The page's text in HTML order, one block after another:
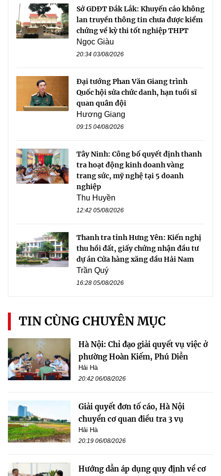
Sở GDĐT Đắk Lắk: Khuyến cáo không
lan truyền thông tin chưa được kiểm
chứng về kỳ thi tốt nghiệp THPT
Ngọc Giàu
20:34 03/08/2026
Đại tướng Phan Văn Giang trình
Quốc hội sửa chức danh, hạn tuổi sĩ
quan quân đội
Hương Giang
09:15 04/08/2026
Tây Ninh: Công bố quyết định thanh
tra hoạt động kinh doanh vàng
trang sức, mỹ nghệ tại 5 doanh
nghiệp
Thu Huyền
12:42 05/08/2026
Thanh tra tỉnh Hưng Yên: Kiến nghị
thu hồi đất, giấy chứng nhận đầu tư
dự án Cửa hàng xăng dầu Hải Nam
Trần Quý
16:28 05/08/2026
TIN CÙNG CHUYÊN MỤC
Hà Nội: Chỉ đạo giải quyết vụ việc ở
phường Hoàn Kiếm, Phú Diễn
Hải Hà
20:42 06/08/2026
Giải quyết đơn tố cáo, Hà Nội
chuyển cơ quan điều tra 3 vụ
Hải Hà
20:19 06/08/2026
Hướng dẫn áp dụng quy định về cơ